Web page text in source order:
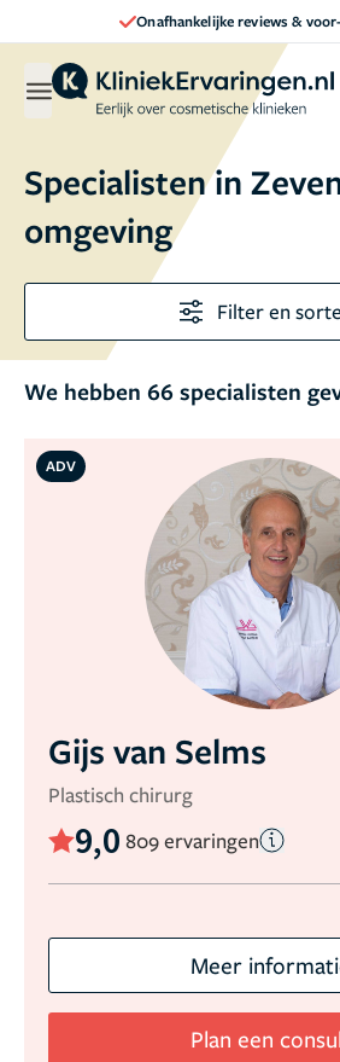
Direct een afspraak
Specialisten in
omgeving
Filter en
We hebben 66 specialisten
ADV
Gijs van Selms
Plastisch chirurg
9,0 809 ervaringen
Meer
Plan een